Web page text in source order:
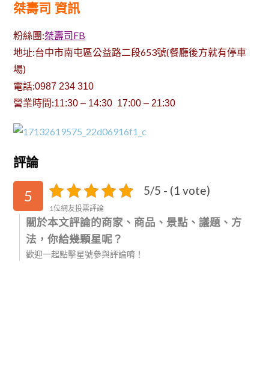
桀壽司 資訊
粉絲團:桀壽司FB
地址:台中市南屯區公益路二段653號(餐廳後方就有停車
場)
電話:0987 234 310
營業時間:11:30 – 14:30 17:00 – 21:30
評論
5 5/5 - (1 vote)
1位網友投票評論
關於本文評論的商家、商品、景點、議題、方
法，你給幾顆星呢？
歡迎一起點擊星號參與評論唷！